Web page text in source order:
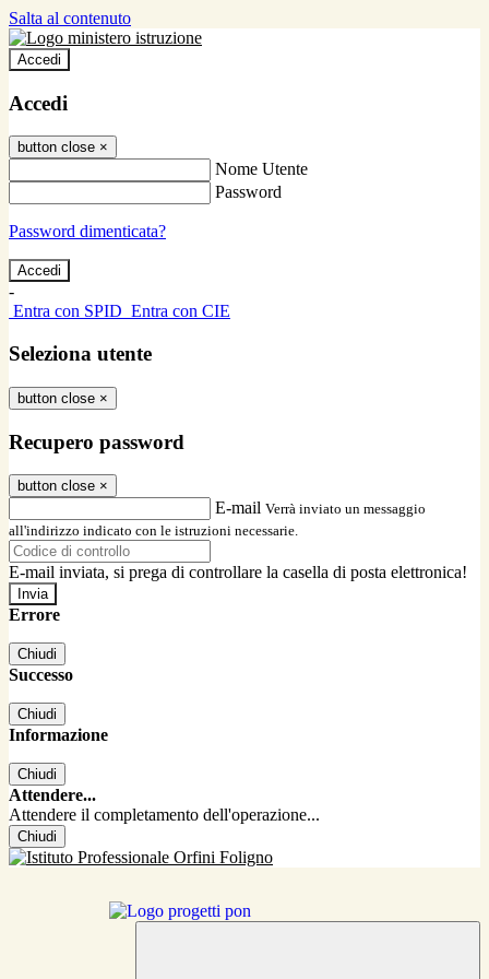
Salta al contenuto
Accedi
Accedi
button close ×
Nome Utente
Password
Password dimenticata?
-
Entra con SPID Entra con CIE
Seleziona utente
button close ×
Recupero password
button close ×
E-mail Verrà inviato un messaggio
all'indirizzo indicato con le istruzioni necessarie.
E-mail inviata, si prega di controllare la casella di posta elettronica!
Errore
Chiudi
Successo
Chiudi
Informazione
Chiudi
Attendere...
Attendere il completamento dell'operazione...
Chiudi